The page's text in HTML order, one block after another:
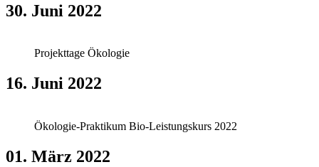
30. Juni 2022
Projekttage Ökologie
16. Juni 2022
Ökologie-Praktikum Bio-Leistungskurs 2022
01. März 2022